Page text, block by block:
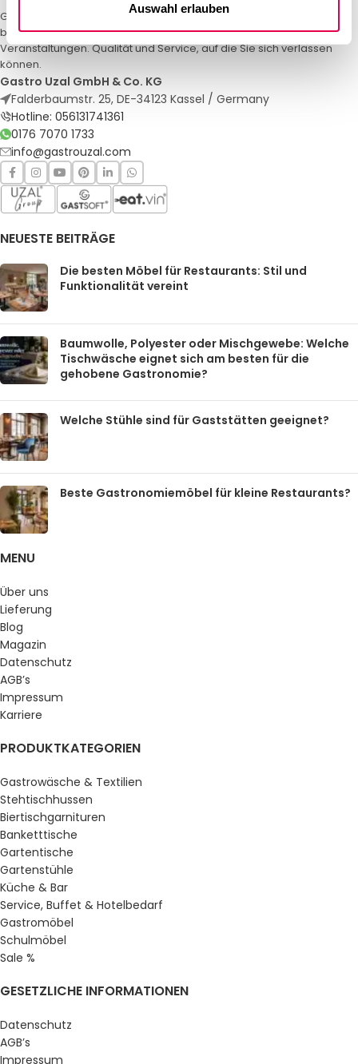
Auswahl erlauben
Gastro Uzal – Ihr Spezialist für Gastronomiemöbel und -textilien. Wir
bieten maßgeschneiderte Lösungen für Restaurants, Hotels und
Veranstaltungen. Qualität und Service, auf die Sie sich verlassen
können.
Gastro Uzal GmbH & Co. KG
Falderbaumstr. 25, DE-34123 Kassel / Germany
Hotline: 056131741361
0176 7070 1733
info@gastrouzal.com
NEUESTE BEITRÄGE
Die besten Möbel für Restaurants: Stil und
Funktionalität vereint
Baumwolle, Polyester oder Mischgewebe: Welche
Tischwäsche eignet sich am besten für die
gehobene Gastronomie?
Welche Stühle sind für Gaststätten geeignet?
Beste Gastronomiemöbel für kleine Restaurants?
MENU
Über uns
Lieferung
Blog
Magazin
Datenschutz
AGB’s
Impressum
Karriere
PRODUKTKATEGORIEN
Gastrowäsche & Textilien
Stehtischhussen
Biertischgarnituren
Banketttische
Gartentische
Gartenstühle
Küche & Bar
Service, Buffet & Hotelbedarf
Gastromöbel
Schulmöbel
Sale %
GESETZLICHE INFORMATIONEN
Datenschutz
AGB’s
Impressum